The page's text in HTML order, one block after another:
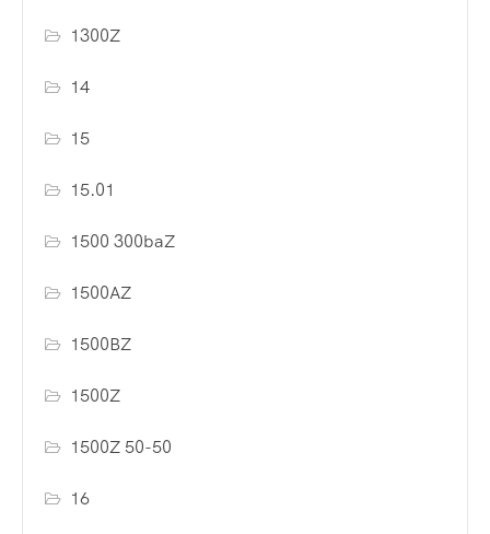
1300Z
14
15
15.01
1500 300baZ
1500AZ
1500BZ
1500Z
1500Z 50-50
16